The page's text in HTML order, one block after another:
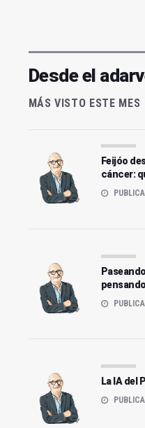
Desde el
MÁS VISTO ESTE MES
Feijóo
cáncer:
La IA del